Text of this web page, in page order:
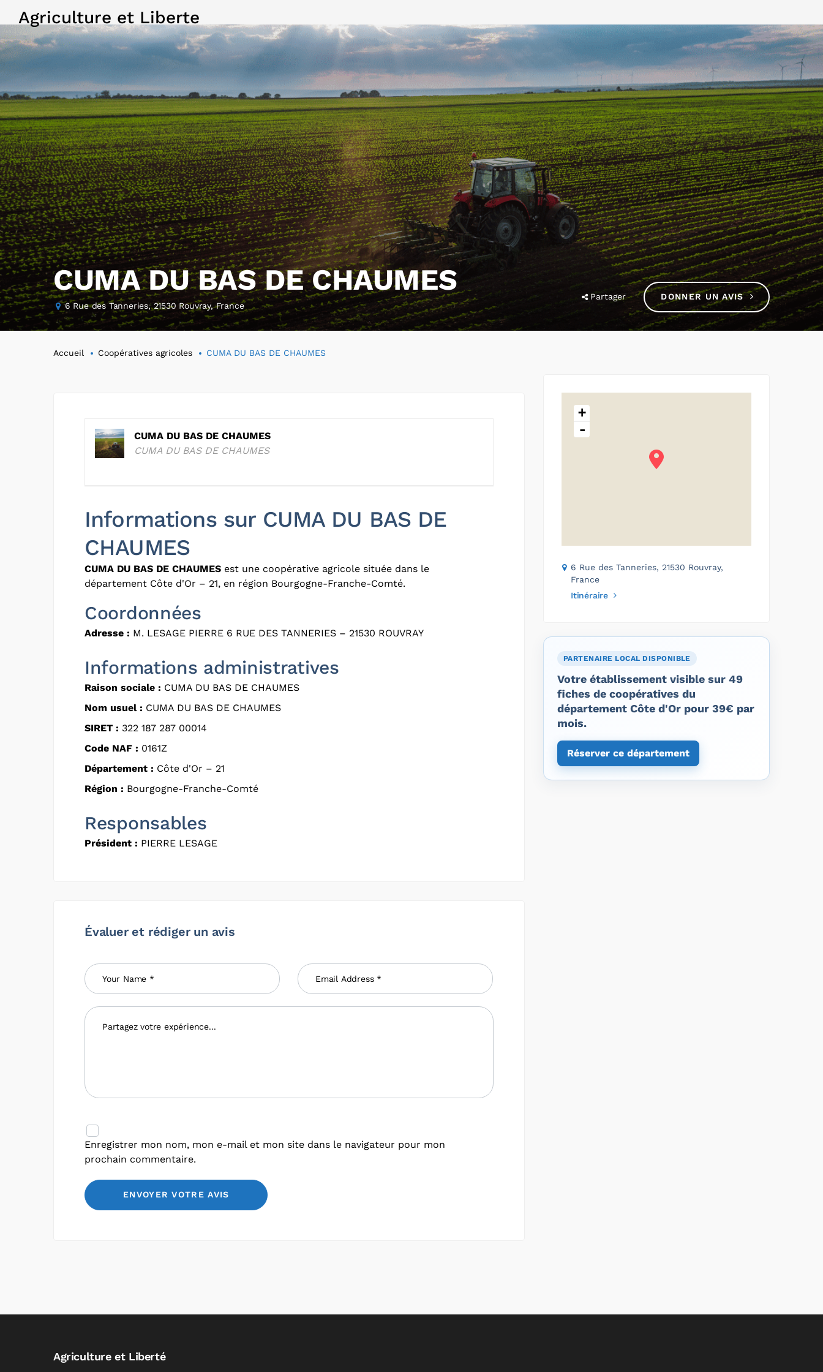
Agriculture et Liberte
CUMA DU BAS DE CHAUMES
6 Rue des Tanneries, 21530 Rouvray, France
Partager DONNER UN AVIS
Accueil Coopératives agricoles CUMA DU BAS DE CHAUMES
CUMA DU BAS DE CHAUMES
CUMA DU BAS DE CHAUMES
Informations sur CUMA DU BAS DE
CHAUMES
CUMA DU BAS DE CHAUMES est une coopérative agricole située dans le
département Côte d'Or – 21, en région Bourgogne-Franche-Comté.
Coordonnées
Adresse : M. LESAGE PIERRE 6 RUE DES TANNERIES – 21530 ROUVRAY
Informations administratives
Raison sociale : CUMA DU BAS DE CHAUMES
Nom usuel : CUMA DU BAS DE CHAUMES
SIRET : 322 187 287 00014
Code NAF : 0161Z
Département : Côte d'Or – 21
Région : Bourgogne-Franche-Comté
Responsables
Président : PIERRE LESAGE
Évaluer et rédiger un avis
Enregistrer mon nom, mon e-mail et mon site dans le navigateur pour mon
prochain commentaire.
+
-
6 Rue des Tanneries, 21530 Rouvray,
France
Itinéraire
PARTENAIRE LOCAL DISPONIBLE
Votre établissement visible sur 49
fiches de coopératives du
département Côte d'Or pour 39€ par
mois.
Réserver ce département
Agriculture et Liberté